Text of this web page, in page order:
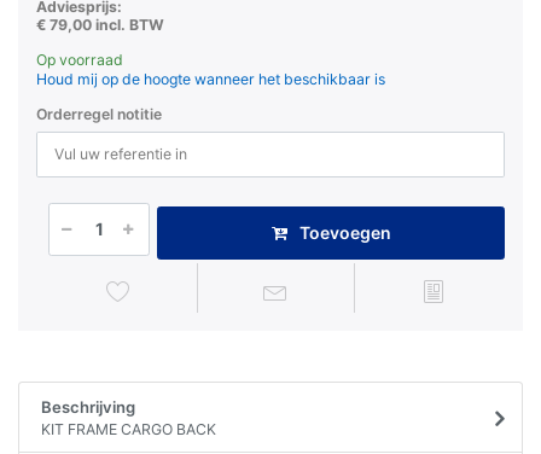
Adviesprijs:
€ 79,00 incl. BTW
Op voorraad
Houd mij op de hoogte wanneer het beschikbaar is
Orderregel notitie
Toevoegen
Beschrijving
KIT FRAME CARGO BACK